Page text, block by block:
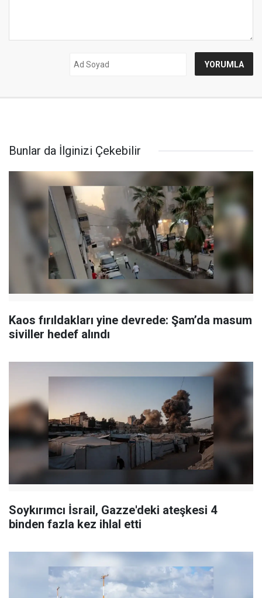
Bunlar da İlginizi Çekebilir
Kaos fırıldakları yine devrede: Şam’da masum
siviller hedef alındı
Soykırımcı İsrail, Gazze'deki ateşkesi 4
binden fazla kez ihlal etti